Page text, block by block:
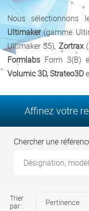
Nous sélectionnons
Ultimaker(gamme
Ultimaker S5), Zortrax
FormlabsForm 3(B)
Volumic 3D, Strateo3D
Affinez votre
Chercher une
Trier
par :